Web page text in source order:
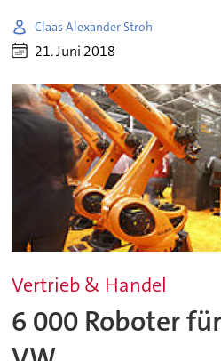
Claas Alexander Stroh
21. Juni 2018
Vertrieb & Handel
6 000 Roboter